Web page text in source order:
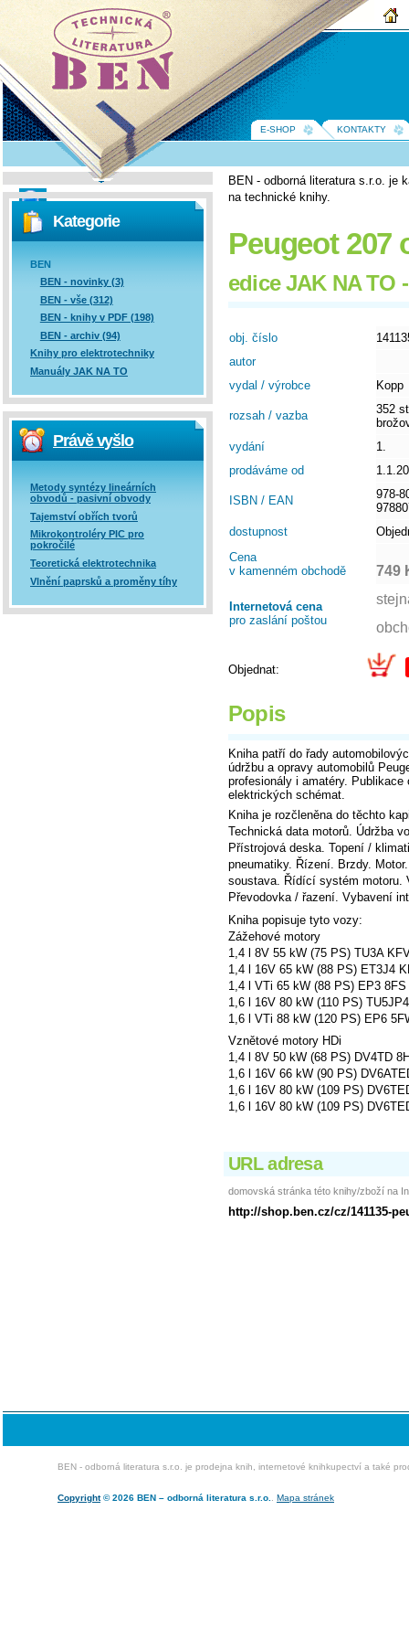
BEN -
technická
literatura
BEN - odborná literatura s.r.o. je
na technické knihy.
Peugeot 207
edice JAK NA TO
obj. číslo
autor
vydal / výrobce
Kopp
rozsah / vazba
352
vydání
1.
prodáváme od
ISBN / EAN
978-
dostupnost
Cena
v kamenném obchodě
749
Internetová cena
pro zaslání poštou
Objednat:
Popis
Kniha patří do řady
údržbu a opravy automobilů
profesionály i amatéry.
elektrických schémat.
Kniha je rozčleněna do těchto
Technická data motorů. Údržba
Přístrojová deska. Topení /
pneumatiky. Řízení. Brzdy.
soustava. Řídící systém motoru.
Převodovka / řazení. Vybavení
Kniha popisuje tyto vozy:
Zážehové motory
1,4 l 8V 55 kW (75 PS) TU3A
1,4 l 16V 65 kW (88 PS) ET3J4
1,4 l VTi 65 kW (88 PS) EP3 8FS
1,6 l 16V 80 kW (110 PS)
1,6 l VTi 88 kW (120 PS) EP6
Vznětové motory HDi
1,4 l 8V 50 kW (68 PS) DV4TD
1,6 l 16V 66 kW (90 PS)
1,6 l 16V 80 kW (109 PS)
1,6 l 16V 80 kW (109 PS)
URL adresa
domovská stránka této knihy/zboží na
http://shop.ben.cz/cz/141135-
Vyhledávání
Kategorie
BEN
BEN - novinky (3)
BEN - vše (312)
BEN - knihy v PDF (198)
BEN - archiv (94)
Knihy pro elektrotechniky
Manuály JAK NA TO
Právě vyšlo
Metody syntézy lineárních
obvodů - pasivní obvody
Tajemství obřích tvorů
Mikrokontroléry PIC pro
pokročilé
Teoretická elektrotechnika
Vlnění paprsků a proměny tíhy
E-SHOP KONTAKTY
BEN - odborná literatura s.r.o. je prodejna knih, internetové knihkupectví a také
Copyright© 2026 BEN – odborná literatura s.r.o. Mapa stránek